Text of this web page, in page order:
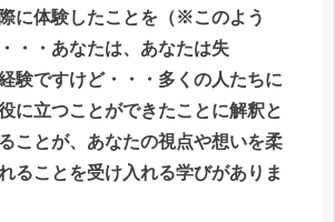
に体験したことを（※このよう
・・あなたは、あなたは失
験ですけど・・・多くの人たちに
に立つことができたことに解釈と
ことが、あなたの視点や想いを柔
ることを受け入れる学びがありま